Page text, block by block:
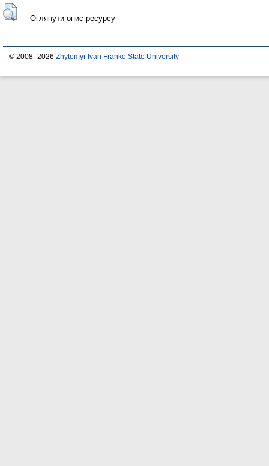
Оглянути опис ресурсу
© 2008–2026 Zhytomyr Ivan Franko State University